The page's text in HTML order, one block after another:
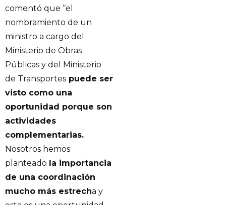
comentó que “el
nombramiento de un
ministro a cargo del
Ministerio de Obras
Públicas y del Ministerio
de Transportes puede ser
visto como una
oportunidad porque son
actividades
complementarias.
Nosotros hemos
planteado la importancia
de una coordinación
mucho más estrecha y